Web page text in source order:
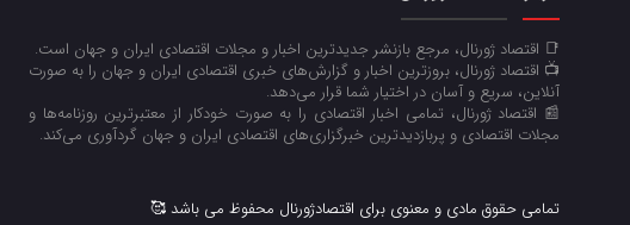
📑 اقتصاد ژورنال، مرجع بازنشر جدیدترین اخبار و مجلات اقتصادی ایران و جهان است.
📺 اقتصاد ژورنال، بروزترین اخبار و گزارش‌های خبری اقتصادی ایران و جهان را به صورت
آنلاین، سریع و آسان در اختیار شما قرار می‌‌دهد.
📰 اقتصاد ژورنال، تمامی اخبار اقتصادی را به صورت خودکار از معتبرترین روزنامه‌ها و
مجلات اقتصادی و پربازدیدترین خبرگزاری‌های اقتصادی ایران و جهان گردآوری می‌کند.
تمامی حقوق مادی و معنوی برای اقتصادژورنال محفوظ می باشد 🥰